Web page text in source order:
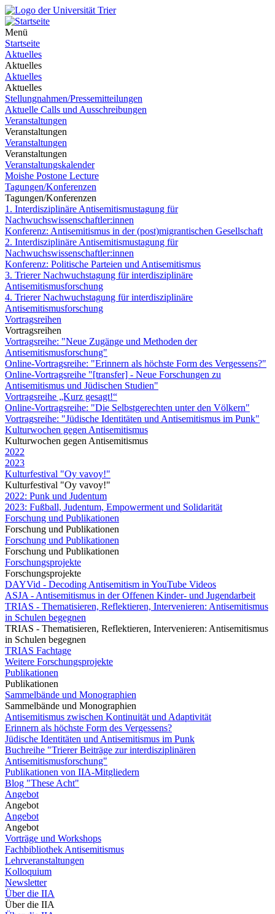
Menü
Startseite
Aktuelles
Aktuelles
Aktuelles
Aktuelles
Stellungnahmen/Pressemitteilungen
Aktuelle Calls und Ausschreibungen
Veranstaltungen
Veranstaltungen
Veranstaltungen
Veranstaltungen
Veranstaltungskalender
Moishe Postone Lecture
Tagungen/Konferenzen
Tagungen/Konferenzen
1. Interdisziplinäre Antisemitismustagung für
Nachwuchswissenschaftler:innen
Konferenz: Antisemitismus in der (post)migrantischen Gesellschaft
2. Interdisziplinäre Antisemitismustagung für
Nachwuchswissenschaftler:innen
Konferenz: Politische Parteien und Antisemitismus
3. Trierer Nachwuchstagung für interdisziplinäre
Antisemitismusforschung
4. Trierer Nachwuchstagung für interdisziplinäre
Antisemitismusforschung
Vortragsreihen
Vortragsreihen
Vortragsreihe: "Neue Zugänge und Methoden der
Antisemitismusforschung"
Online-Vortragsreihe: "Erinnern als höchste Form des Vergessens?"
Online-Vortragsreihe "[transfer] - Neue Forschungen zu
Antisemitismus und Jüdischen Studien"
Vortragsreihe „Kurz gesagt!“
Online-Vortragsreihe: "Die Selbstgerechten unter den Völkern"
Vortragsreihe: "Jüdische Identitäten und Antisemitismus im Punk"
Kulturwochen gegen Antisemitismus
Kulturwochen gegen Antisemitismus
2022
2023
Kulturfestival "Oy vavoy!"
Kulturfestival "Oy vavoy!"
2022: Punk und Judentum
2023: Fußball, Judentum, Empowerment und Solidarität
Forschung und Publikationen
Forschung und Publikationen
Forschung und Publikationen
Forschung und Publikationen
Forschungsprojekte
Forschungsprojekte
DAYVid - Decoding Antisemitism in YouTube Videos
ASJA - Antisemitismus in der Offenen Kinder- und Jugendarbeit
TRIAS - Thematisieren, Reflektieren, Intervenieren: Antisemitismus
in Schulen begegnen
TRIAS - Thematisieren, Reflektieren, Intervenieren: Antisemitismus
in Schulen begegnen
TRIAS Fachtage
Weitere Forschungsprojekte
Publikationen
Publikationen
Sammelbände und Monographien
Sammelbände und Monographien
Antisemitismus zwischen Kontinuität und Adaptivität
Erinnern als höchste Form des Vergessens?
Jüdische Identitäten und Antisemitismus im Punk
Buchreihe "Trierer Beiträge zur interdisziplinären
Antisemitismusforschung"
Publikationen von IIA-Mitgliedern
Blog "These Acht"
Angebot
Angebot
Angebot
Angebot
Vorträge und Workshops
Fachbibliothek Antisemitismus
Lehrveranstaltungen
Kolloquium
Newsletter
Über die IIA
Über die IIA